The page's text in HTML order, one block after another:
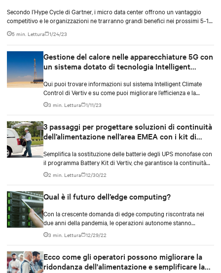
Secondo l’Hype Cycle di Gartner, i micro data center offrono un vantaggio
competitivo e le organizzazioni ne trarranno grandi benefici nei prossimi 5-10
5 min. Lettura 1/24/23
Gestione del calore nelle apparecchiature 5G con
un sistema dotato di tecnologia Intelligent
Qui puoi trovare informazioni sul sistema Intelligent Climate
Control di Vertiv e su come puoi migliorare l’efficienza e la
disponibilità nella tua azienda.
3 min. Lettura 1/11/23
3 passaggi per progettare soluzioni di continuità
dell’alimentazione nell’area EMEA con i kit di
Semplifica la sostituzione delle batterie degli UPS monofase con
il programma Battery Kit di Vertiv, che garantisce la continuità
dell’alimentazione per i data center e i siti edge.
2 min. Lettura 12/30/22
Qual è il futuro dell’edge computing?
Con la crescente domanda di edge computing riscontrata nei
due anni della pandemia, le operazioni autonome stanno
iniziando a diventare realtà.
3 min. Lettura 12/29/22
Ecco come gli operatori possono migliorare la
ridondanza dell'alimentazione e semplificare la